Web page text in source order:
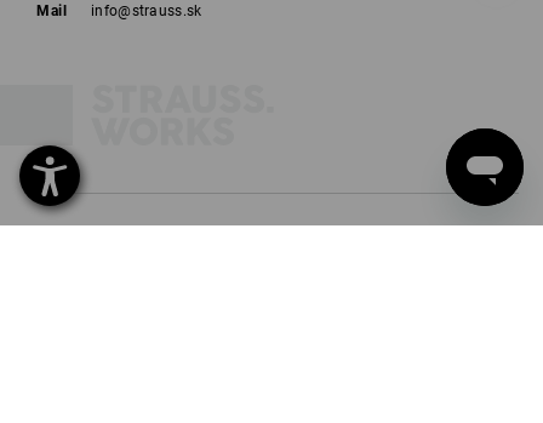
Mail
info@strauss.sk